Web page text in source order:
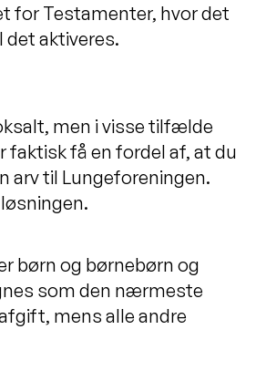
for Testamenter, hvor det
det aktiveres.
men i visse tilfælde
faktisk få en fordel af, at du
arv til Lungeforeningen.
børn og børnebørn og
som den nærmeste
mens alle andre